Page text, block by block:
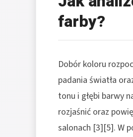
farby?
Dobór koloru
padania światła
tonu i głębi barwy
rozjaśnić oraz
salonach [3][5]. W